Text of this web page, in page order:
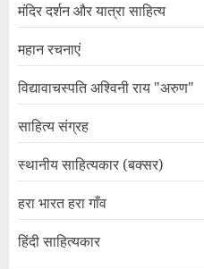
मंदिर दर्शन और यात्रा साहित्य
महान रचनाएं
विद्यावाचस्पति अश्विनी राय "अरुण"
साहित्य संग्रह
स्थानीय साहित्यकार (बक्सर)
हरा भारत हरा गाँव
हिंदी साहित्यकार